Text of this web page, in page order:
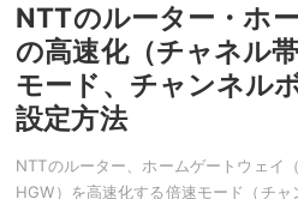
NTTのルーター・ホ
の高速化（チャネル
モード、チャンネル
設定方法
NTTのルーター、ホームゲートウェイ
HGW）を高速化する倍速モード（チ